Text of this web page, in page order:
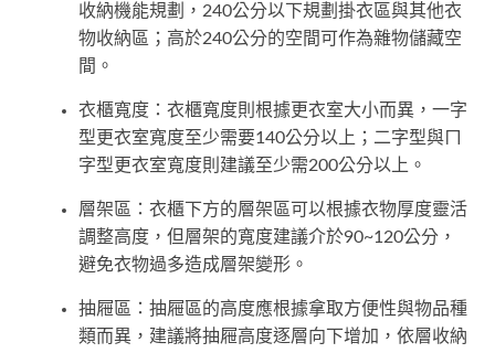
收納機能規劃，240公分以下規劃掛衣區與其他衣
物收納區；高於240公分的空間可作為雜物儲藏空
間。
衣櫃寬度：衣櫃寬度則根據更衣室大小而異，一字
型更衣室寬度至少需要140公分以上；二字型與ㄇ
字型更衣室寬度則建議至少需200公分以上。
層架區：衣櫃下方的層架區可以根據衣物厚度靈活
調整高度，但層架的寬度建議介於90~120公分，
避免衣物過多造成層架變形。
抽屜區：抽屜區的高度應根據拿取方便性與物品種
類而異，建議將抽屜高度逐層向下增加，依層收納